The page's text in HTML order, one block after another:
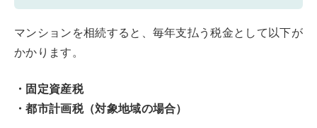
マンションを相続すると、毎年支払う税金として以下が
かかります。
・固定資産税
・都市計画税（対象地域の場合）